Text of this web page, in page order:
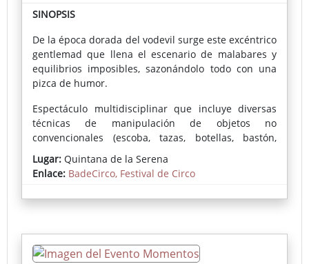
SINOPSIS
De la época dorada del vodevil surge este excéntrico
gentlemad que llena el escenario de malabares y
equilibrios imposibles, sazonándolo todo con una
pizca de humor.
Espectáculo multidisciplinar que incluye diversas
técnicas de manipulación de objetos no
convencionales (escoba, tazas, botellas, bastón,
equilibrios y magia.
Lugar: Quintana de la Serena
Enlace: BadeCirco, Festival de Circo